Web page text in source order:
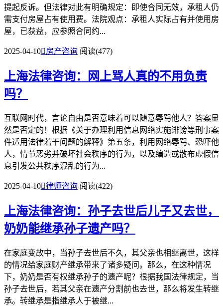
提起反诉。但法律对此有明确规定：即使合同无效，承租人仍
需支付房屋占有使用费。法院观点：承租人实际占有并使用房
屋，已获益，应参照合同约...
2025-04-10房产咨询 阅读(477)
上海法律咨询：网上骂人真的不用负责
吗？
互联网时代，言论自由是否意味着可以随意辱骂他人？答案显
然是否定的！根据《关于办理利用信息网络实施诽谤等刑事案
件适用法律若干问题的解释》第五条，利用网络辱骂、恐吓他
人，情节恶劣并破坏社会秩序的行为，以及编造或散布虚假信
息引发公共秩序混乱的行为...
2025-04-10律师咨询 阅读(422)
上海法律咨询：孙子去世后儿子又去世，
奶奶能继承孙子遗产吗？
在家庭变故中，当孙子去世后不久，其父亲也相继离世，这样
的情况给家庭财产继承带来了诸多疑问。那么，在这种情况
下，奶奶是否有权继承孙子的遗产呢？根据我国法律规定，当
孙子去世后，若其父亲在遗产分割前也去世，那么将发生转继
承。转继承是指继承人于被继...